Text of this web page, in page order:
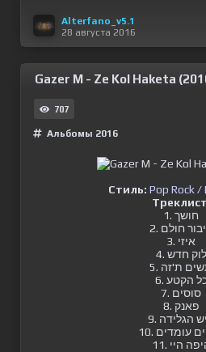
Alterfano_v5.1
28 августа 2016
Gazer M - Ze Kol Haketa
707
Альбомы 2016
Стиль: Pop Rock /
1. חושך
דיבור חולם
3. איזי
4. לוק חדש
תשים ת'זה
כל הקטע
7. סוסים
8. פאנק
הגלידה
עומדים
היפה היי